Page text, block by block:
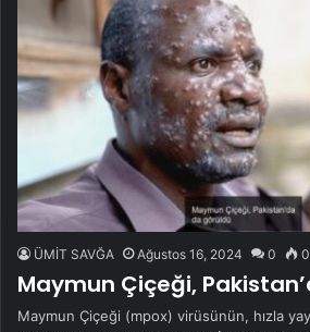
ÜMİT SAVĞA Ağustos 16, 2024 0 0
Maymun Çiçeği,
Maymun Çiçeği (mpox) virüsünün, hızla